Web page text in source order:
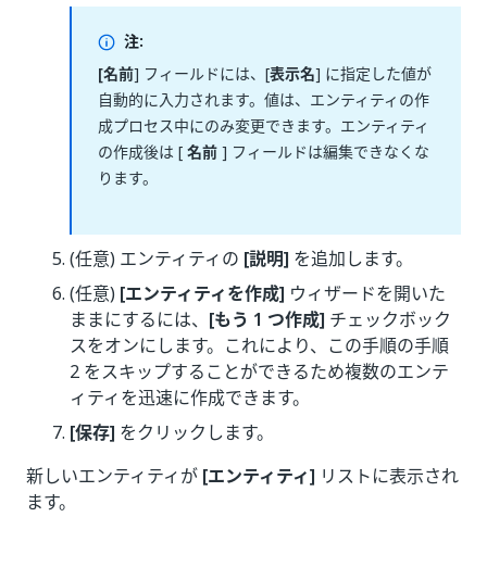
注:
[名前] フィールドには、[表示名] に指定した値が
自動的に入力されます。値は、エンティティの作
成プロセス中にのみ変更できます。エンティティ
の作成後は [名前] フィールドは編集できなくな
ります。
(任意) エンティティの [説明] を追加します。
(任意) [エンティティを作成] ウィザードを開いた
ままにするには、 [もう 1 つ作成] チェックボック
スをオンにします。これにより、この手順の手順
2 をスキップすることができるため複数のエンテ
ィティを迅速に作成できます。
[保存] をクリックします。
新しいエンティティが [エンティティ] リストに表示され
ます。